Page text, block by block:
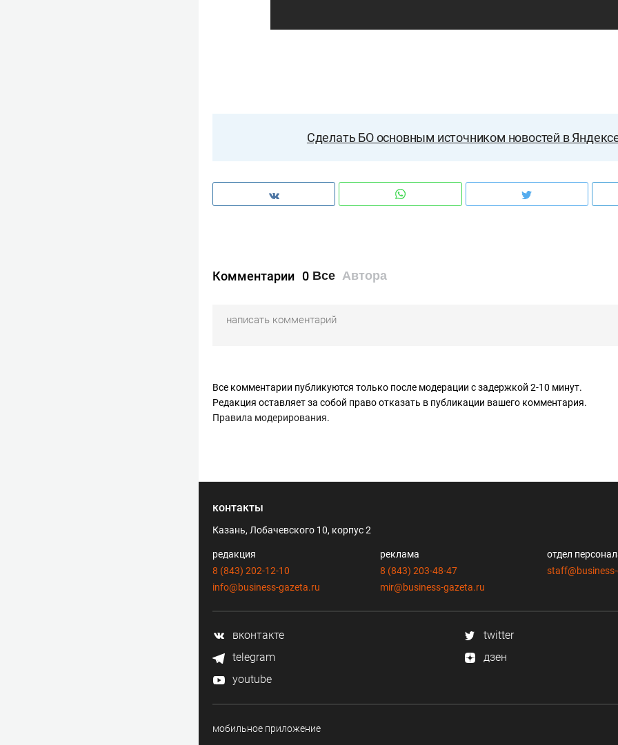
Сделать БО основным источником новостей в
Комментарии 0 Все Автора
Все комментарии публикуются только после модерации с задержкой 2-10 минут.
Редакция оставляет за собой право отказать в публикации вашего комментария.
Правила модерирования.
контакты
Казань, Лобачевского 10, корпус 2
редакция
8 (843) 202-12-10
info@business-gazeta.ru
реклама
8 (843) 203-48-47
mir@business-gazeta.ru
отдел
вконтакте
twitter
telegram
дзен
youtube
мобильное приложение